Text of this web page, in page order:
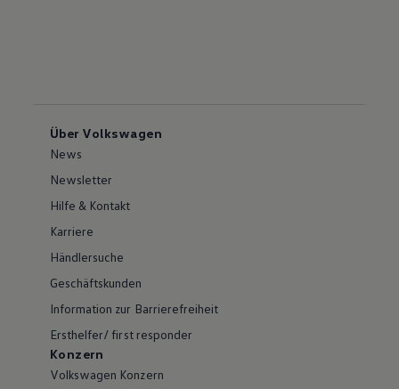
Über Volkswagen
News
Newsletter
Hilfe & Kontakt
Karriere
Händlersuche
Geschäftskunden
Information zur Barrierefreiheit
Ersthelfer/ first responder
Konzern
Volkswagen Konzern